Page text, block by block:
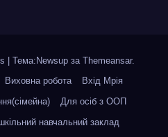
Тема:Newsup за Themeansar.
Виховна робота
Вхід Мрія
Для осіб з ООП
навчальний заклад